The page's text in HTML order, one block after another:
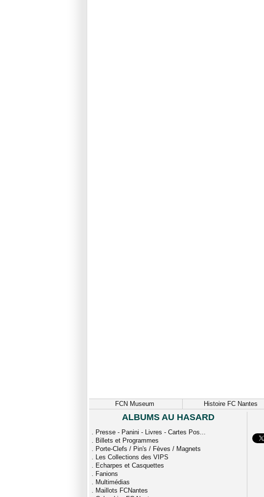
FCN Museum Histoire FC Nantes
ALBUMS AU HASARD
. Presse - Panini - Livres - Cartes Pos...
. Billets et Programmes
. Porte-Clefs / Pin's / Fèves / Magnets
. Les Collections des VIPS
. Echarpes et Casquettes
. Fanions
. Multimédias
. Maillots FCNantes